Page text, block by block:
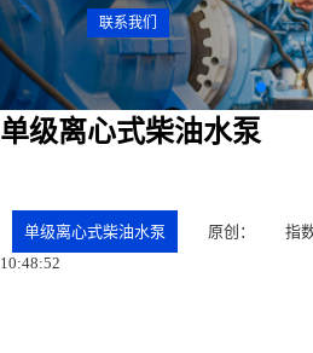
联系我们
单级离心式柴油水泵
单级离心式柴油水泵 原创： 指
10:48:52